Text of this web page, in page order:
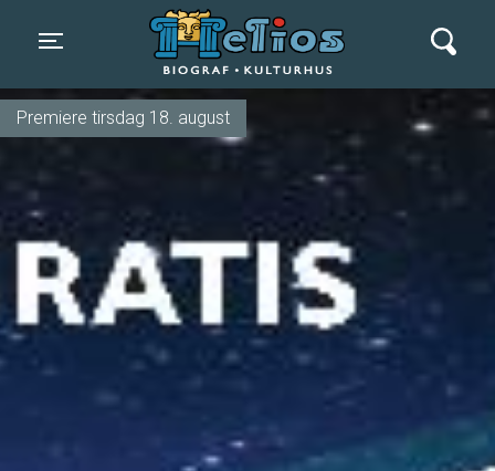
Toggle navigation
Helios Biograf og Kulturhus
Premiere tirsdag 18. august